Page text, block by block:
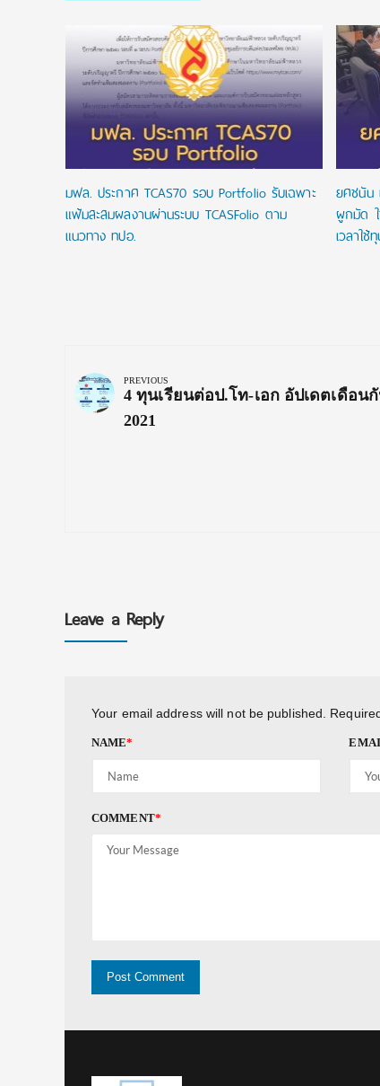
มฟล. ประกาศ TCAS70 รอบ Portfolio รับเฉพาะ
แฟ้มสะสมผลงานผ่านระบบ TCASFolio ตาม
แนวทาง ทปอ.
ยศชนัน
ผูกมัด ใ
เวลาใ
navigation
PREVIOUS
Previous
Post:
4 ทุนเรียนต่อป.โท-เอก อัปเดตเดือน
2021
Leave a Reply
Your email address will not be published.
NAME*
COMMENT*